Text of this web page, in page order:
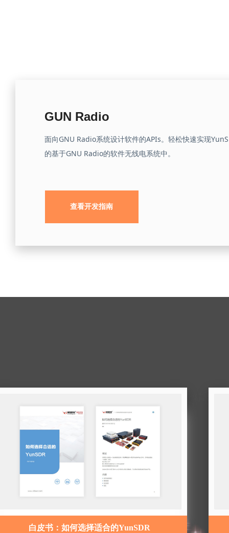
GUN Radio
面向GNU Radio系统设计软件的APIs。轻松快速实现
的基于GNU Radio的软件无线电系统中。
查看开发指南
白皮书：如何选择适合的YunSDR